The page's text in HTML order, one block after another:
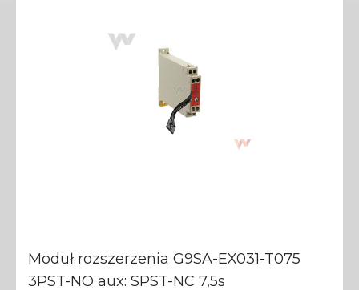
Moduł rozszerzenia G9SA-EX031-T075
3PST-NO aux: SPST-NC 7,5s